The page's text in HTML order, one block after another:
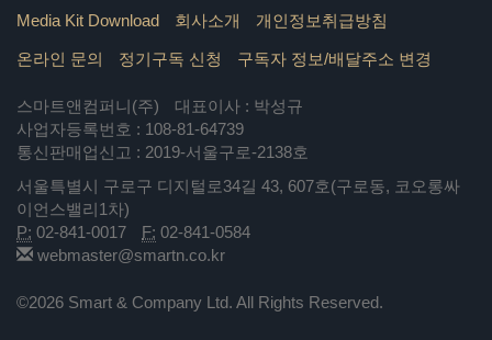
Media Kit Download 회사소개 개인정보취급방침
온라인 문의 정기구독 신청 구독자 정보/배달주소 변경
스마트앤컴퍼니(주)
대표이사 : 박성규
사업자등록번호 : 108-81-64739
통신판매업신고 : 2019-서울구로-2138호
서울특별시 구로구 디지털로34길 43, 607호(구로동, 코오롱싸
이언스밸리1차)
P: 02-841-0017 F: 02-841-0584
webmaster@smartn.co.kr
©2026 Smart & Company Ltd. All Rights Reserved.